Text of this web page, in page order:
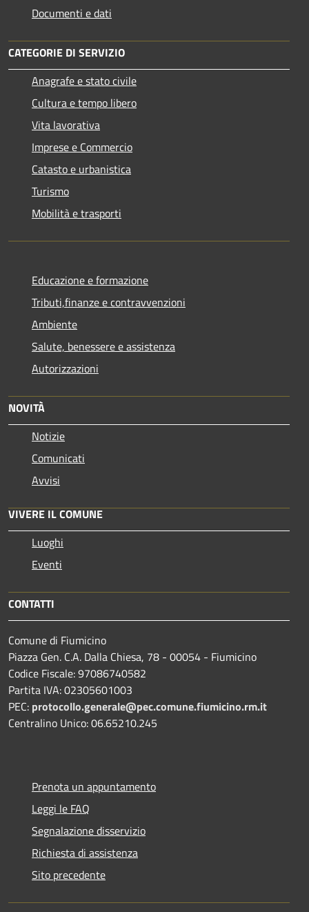
Documenti e dati
CATEGORIE DI SERVIZIO
Anagrafe e stato civile
Cultura e tempo libero
Vita lavorativa
Imprese e Commercio
Catasto e urbanistica
Turismo
Mobilità e trasporti
Educazione e formazione
Tributi,finanze e contravvenzioni
Ambiente
Salute, benessere e assistenza
Autorizzazioni
NOVITÀ
Notizie
Comunicati
Avvisi
VIVERE IL COMUNE
Luoghi
Eventi
CONTATTI
Comune di Fiumicino
Piazza Gen. C.A. Dalla Chiesa, 78 - 00054 - Fiumicino
Codice Fiscale: 97086740582
Partita IVA: 02305601003
PEC: protocollo.generale@pec.comune.fiumicino.rm.it
Centralino Unico: 06.65210.245
Prenota un appuntamento
Leggi le FAQ
Segnalazione disservizio
Richiesta di assistenza
Sito precedente